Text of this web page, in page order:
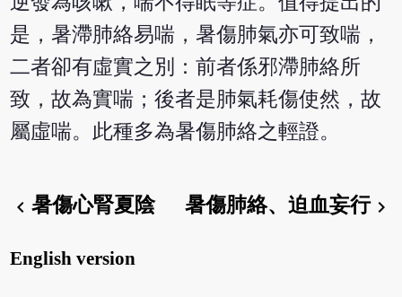
是，暑滯肺絡易喘，暑傷肺氣亦可致喘，
二者卻有虛實之別：前者係邪滯肺絡所
致，故為實喘；後者是肺氣耗傷使然，故
屬虛喘。此種多為暑傷肺絡之輕證。
chevron_left暑傷心腎夏陰 暑傷肺絡、迫血妄行chevron_right
English version